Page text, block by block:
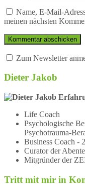
Name, E-Mail-
meinen nächsten
Zum Newsletter
Dieter Jakob
Life Coach
Psychologische
Psychotrauma-
Business Coach -
Curator der
Mitgründer der
Tritt mit mir in